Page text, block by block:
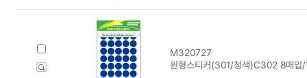
M320727
원형스티커(301/청색)C302 8매입